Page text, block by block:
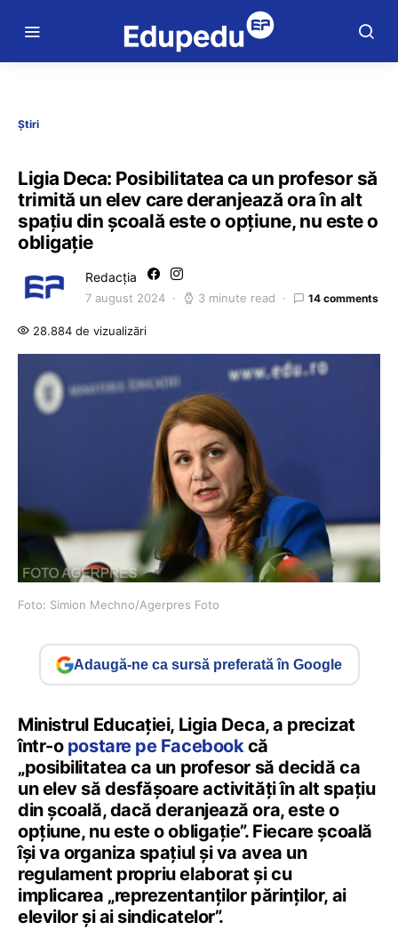
Știri
Ligia Deca: Posibilitatea ca un profesor să
trimită un elev care deranjează ora în alt
spațiu din școală este o opțiune, nu este o
obligație
Redacția
7 august 2024 3 minute read 14 comments
28.884 de vizualizări
Foto: Simion Mechno/Agerpres Foto
Adaugă-ne ca sursă preferată în Google
Ministrul Educației, Ligia Deca, a precizat
într-o postare pe Facebookcă
„posibilitatea ca un profesor să decidă ca
un elev să desfășoare activități în alt spațiu
din școală, dacă deranjează ora, este o
opțiune, nu este o obligație”. Fiecare școală
își va organiza spațiul și va avea un
regulament propriu elaborat și cu
implicarea „reprezentanților părinților, ai
elevilor și ai sindicatelor”.